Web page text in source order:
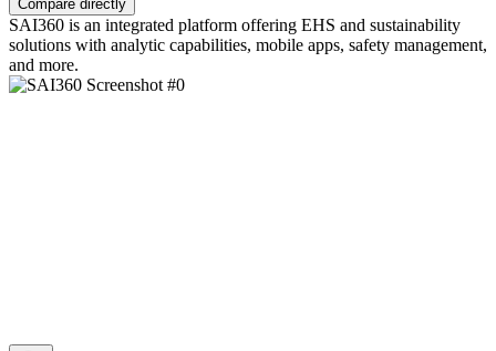
Compare directly
SAI360 is an integrated platform offering EHS and sustainability
solutions with analytic capabilities, mobile apps, safety management,
and more.